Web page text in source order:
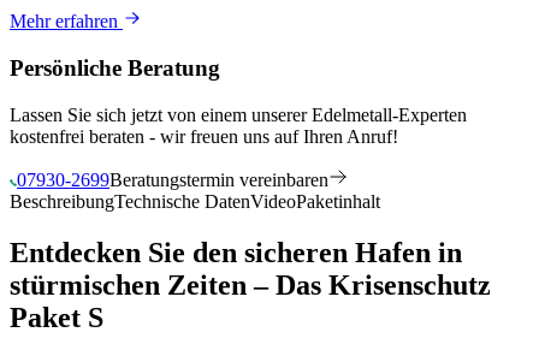
Mehr erfahren
Persönliche Beratung
Lassen Sie sich jetzt von einem unserer Edelmetall-Experten
kostenfrei beraten - wir freuen uns auf Ihren Anruf!
07930-2699Beratungstermin vereinbaren
BeschreibungTechnische DatenVideoPaketinhalt
Entdecken Sie den sicheren Hafen in
stürmischen Zeiten – Das Krisenschutz
Paket S